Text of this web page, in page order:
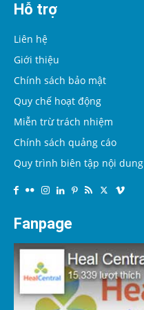
Hỗ trợ
Liên hệ
Giới thiệu
Chính sách bảo mật
Quy chế hoạt động
Miễn trừ trách nhiệm
Chính sách quảng cáo
Quy trình biên tập nội dung
Fanpage